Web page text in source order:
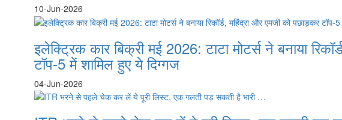
10-Jun-2026
इलेक्ट्रिक कार बिक्री मई 2026: टाटा मोटर्स ने बनाया
टॉप-5 में शामिल हुए ये दिग्गज
04-Jun-2026